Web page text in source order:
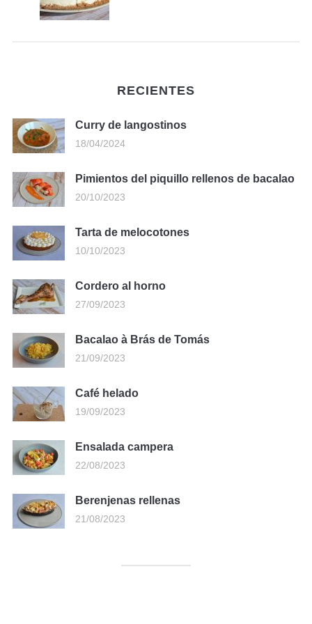
RECIENTES
Curry de langostinos
18/04/2024
Pimientos del piquillo rellenos de bacalao
20/10/2023
Tarta de melocotones
10/10/2023
Cordero al horno
27/09/2023
Bacalao à Brás de Tomás
21/09/2023
Café helado
19/09/2023
Ensalada campera
22/08/2023
Berenjenas rellenas
21/08/2023